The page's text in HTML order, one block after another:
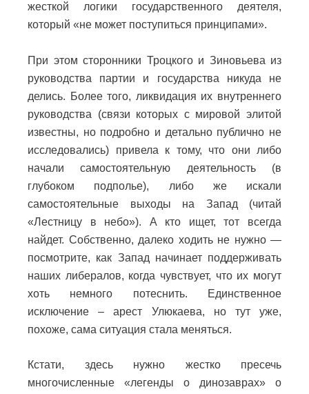
жесткой логики государственного деятеля,
который «не может поступиться принципами».
При этом сторонники Троцкого и Зиновьева из
руководства партии и государства никуда не
делись. Более того, ликвидация их внутреннего
руководства (связи которых с мировой элитой
известны, но подробно и детально публично не
исследовались) привела к тому, что они либо
начали самостоятельную деятельность (в
глубоком подполье), либо же искали
самостоятельные выходы на Запад (читай
«Лестницу в небо»). А кто ищет, тот всегда
найдет. Собственно, далеко ходить не нужно —
посмотрите, как Запад начинает поддерживать
наших либералов, когда чувствует, что их могут
хоть немного потеснить. Единственное
исключение – арест Улюкаева, но тут уже,
похоже, сама ситуация стала меняться.
Кстати, здесь нужно жестко пресечь
многочисленные «легенды о динозаврах» о